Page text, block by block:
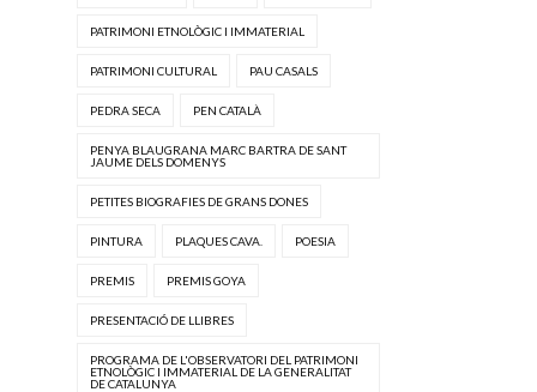
PATRIMONI ETNOLÒGIC I IMMATERIAL
PATRIMONI CULTURAL PAU CASALS
PEDRA SECA PEN CATALÀ
PENYA BLAUGRANA MARC BARTRA DE SANT
JAUME DELS DOMENYS
PETITES BIOGRAFIES DE GRANS DONES
PINTURA PLAQUES CAVA. POESIA
PREMIS PREMIS GOYA
PRESENTACIÓ DE LLIBRES
PROGRAMA DE L'OBSERVATORI DEL PATRIMONI
ETNOLÒGIC I IMMATERIAL DE LA GENERALITAT
DE CATALUNYA